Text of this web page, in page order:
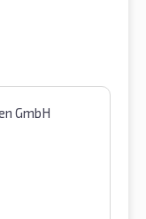
GmbH